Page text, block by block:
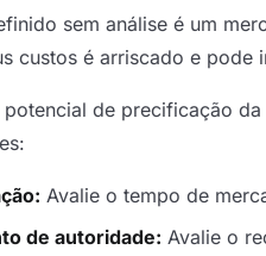
sem análise é um
custos é arriscado e pode
de precificação
Avalie o tempo de
de autoridade: Avalie o